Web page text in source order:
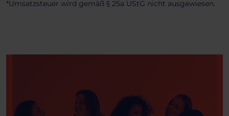
*Umsatzsteuer wird gemäß § 25a UStG nicht ausgewiesen.